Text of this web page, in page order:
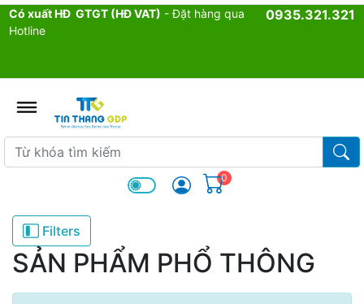
Có xuất HĐ GTGT (HĐ VAT) - Đặt hàng qua
Hotline
0935.321.321
Từ khóa tìm kiếm
Từ
0
Filters
SẢN PHẨM PHỔ THÔNG